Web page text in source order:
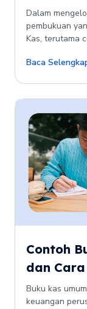
Dalam
pembukuan
Kas, terutama
Baca
Contoh
dan
Buku kas
keuangan